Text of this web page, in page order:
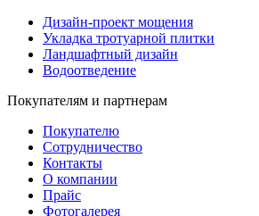
Дизайн-проект мощения
Укладка тротуарной плитки
Ландшафтный дизайн
Водоотведение
Покупателям и партнерам
Покупателю
Сотрудничество
Контакты
О компании
Прайс
Фотогалерея